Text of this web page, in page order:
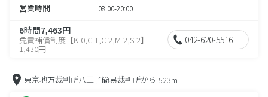
営業時間 08:00-20:00
6時間7,463円
免責補償制度【K-0,C-1,C-2,M-2,S-2】
1,430円
042-620-5516
東京地方裁判所八王子簡易裁判所から 523m